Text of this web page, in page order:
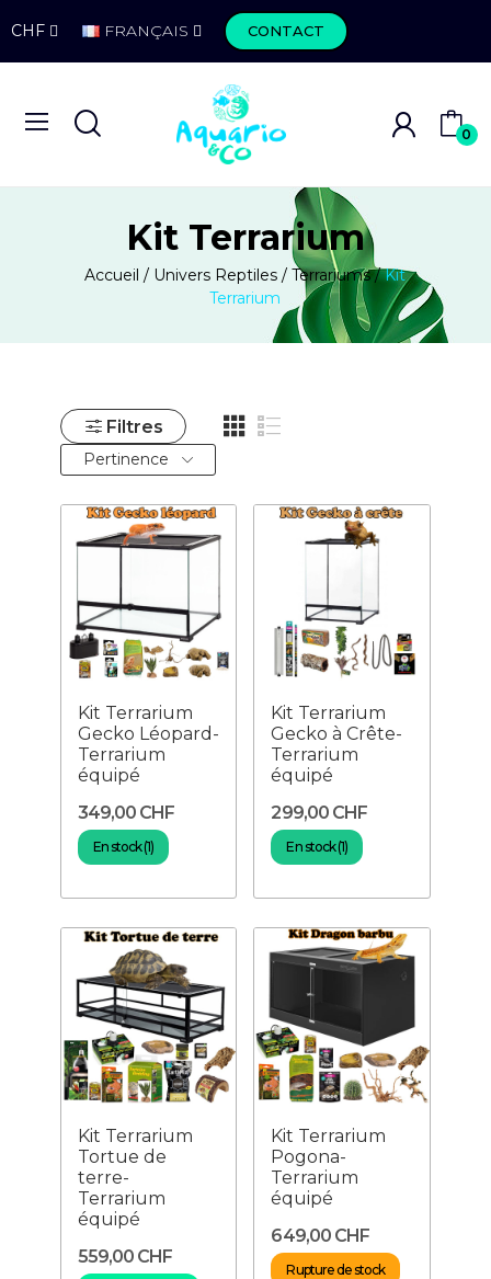
CHF FRANÇAIS CONTACT
0
Kit Terrarium
Accueil Univers Reptiles Terrariums
Kit
Terrarium
Filtres
Pertinence
Kit Terrarium
Gecko Léopard-
Terrarium
équipé
349,00 CHF
En stock (1)
Kit Terrarium
Gecko à Crête-
Terrarium
équipé
299,00 CHF
En stock (1)
Kit Terrarium
Tortue de
terre-
Terrarium
équipé
559,00 CHF
Kit Terrarium
Pogona-
Terrarium
équipé
649,00 CHF
Rupture de stock